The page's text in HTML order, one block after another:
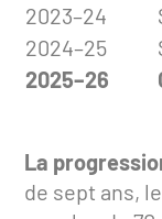
2023–24
2024–25
2025–26
La
de sept ans,